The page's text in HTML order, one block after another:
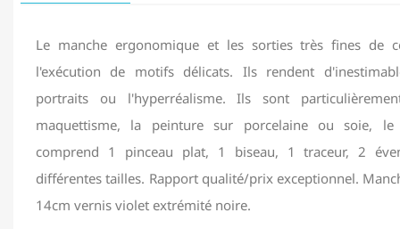
Le manche ergonomique et les sorties très fines de
l'exécution de motifs délicats. Ils rendent
portraits ou l'hyperréalisme. Ils sont
maquettisme, la peinture sur porcelaine ou soie, le
comprend 1 pinceau plat, 1 biseau, 1 traceur, 2
différentes tailles. Rapport qualité/prix exceptionnel.
14cm vernis violet extrémité noire.